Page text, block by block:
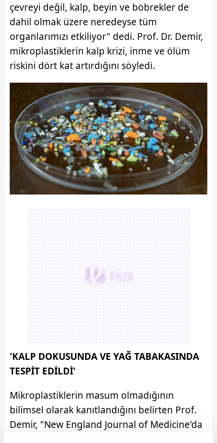
çevreyi değil, kalp, beyin ve böbrekler de
dahil olmak üzere neredeyse tüm
organlarımızı etkiliyor" dedi. Prof. Dr. Demir,
mikroplastiklerin kalp krizi, inme ve ölüm
riskini dört kat artırdığını söyledi.
'KALP DOKUSUNDA VE YAĞ TABAKASINDA
TESPİT EDİLDİ'
Mikroplastiklerin masum olmadığının
bilimsel olarak kanıtlandığını belirten Prof.
Demir, "New England Journal of Medicine'da